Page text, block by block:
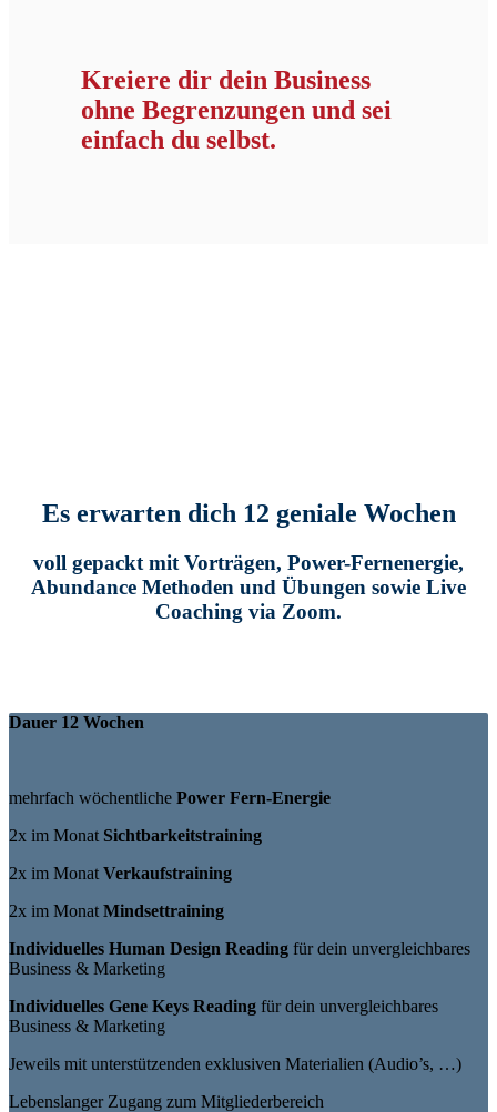
Kreiere dir dein Business
ohne Begrenzungen und sei
einfach du selbst.
Es erwarten dich 12 geniale Wochen
voll gepackt mit Vorträgen, Power-Fernenergie,
Abundance Methoden und Übungen sowie Live
Coaching via Zoom.
Dauer 12 Wochen
mehrfach wöchentliche Power Fern-Energie
2x im Monat Sichtbarkeitstraining
2x im Monat Verkaufstraining
2x im Monat Mindsettraining
Individuelles Human Design Reading für dein unvergleichbares
Business & Marketing
Individuelles Gene Keys Reading für dein unvergleichbares
Business & Marketing
Jeweils mit unterstützenden exklusiven Materialien (Audio’s, …)
Lebenslanger Zugang zum Mitgliederbereich